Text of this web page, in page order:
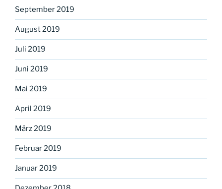
September 2019
August 2019
Juli 2019
Juni 2019
Mai 2019
April 2019
März 2019
Februar 2019
Januar 2019